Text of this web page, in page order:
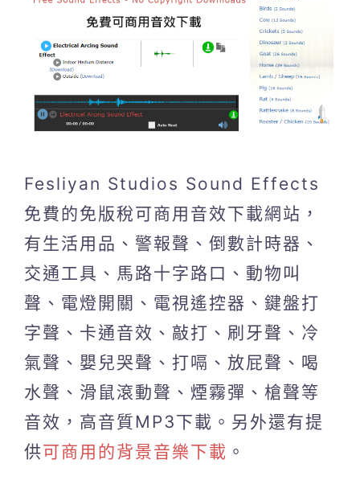
Fesliyan Studios Sound Effects
免費的免版稅可商用音效下載網站，
有生活用品、警報聲、倒數計時器、
交通工具、馬路十字路口、動物叫
聲、電燈開關、電視遙控器、鍵盤打
字聲、卡通音效、敲打、刷牙聲、冷
氣聲、嬰兒哭聲、打嗝、放屁聲、喝
水聲、滑鼠滾動聲、煙霧彈、槍聲等
音效，高音質MP3下載。另外還有提
供可商用的背景音樂下載 。